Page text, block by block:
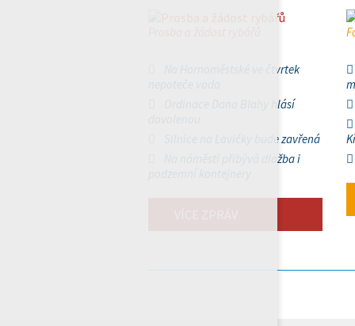
Na Hornoměstské ve čtvrtek
Ordinace Dana Blahy hlásí
Silnice na Lavičky bude zavřená
Na náměstí přibývá dlažba i